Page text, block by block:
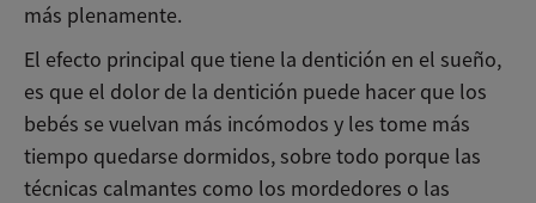
más plenamente.
El efecto principal que tiene la dentición en el sueño,
es que el dolor de la dentición puede hacer que los
bebés se vuelvan más incómodos y les tome más
tiempo quedarse dormidos, sobre todo porque las
técnicas calmantes como los mordedores o las